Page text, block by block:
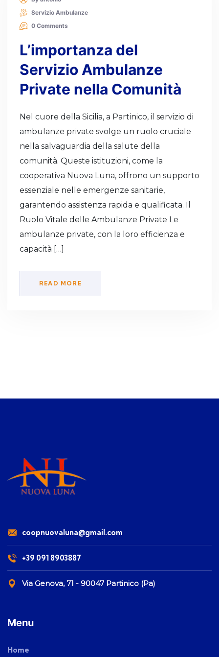
Servizio Ambulanze
0 Comments
L’importanza del
Servizio Ambulanze
Private nella Comunità
Nel cuore della Sicilia, a Partinico, il servizio di
ambulanze private svolge un ruolo cruciale
nella salvaguardia della salute della
comunità. Queste istituzioni, come la
cooperativa Nuova Luna, offrono un supporto
essenziale nelle emergenze sanitarie,
garantendo assistenza rapida e qualificata. Il
Ruolo Vitale delle Ambulanze Private Le
ambulanze private, con la loro efficienza e
capacità […]
READ MORE
coopnuovaluna@gmail.com
+39 091 8903887
Via Genova, 71 - 90047 Partinico (Pa)
Menu
Home